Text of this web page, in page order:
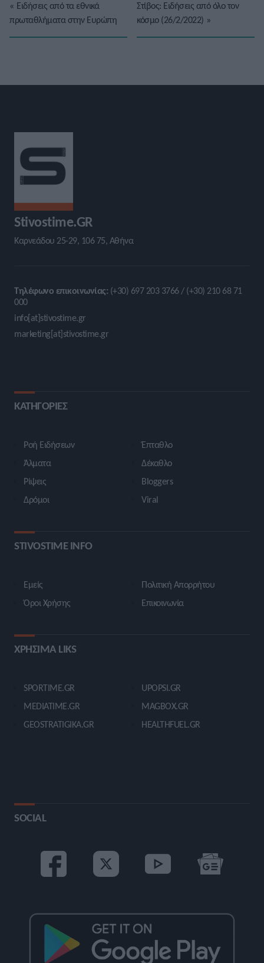
« Ειδήσεις από τα εθνικά
πρωταθλήματα στην Ευρώπη
Στίβος: Ειδήσεις από όλο τον
κόσμο (26/2/2022) »
Stivostime.GR
Καρνεάδου 25-29, 106 75, Αθήνα
Τηλέφωνο επικοινωνίας: (+30) 697 203 3766 / (+30) 210 68 71
000
info[at]stivostime.gr
marketing[at]stivostime.gr
ΚΑΤΗΓΟΡΙΕΣ
Ροή Ειδήσεων
Άλματα
Ρίψεις
Δρόμοι
Έπταθλο
Δέκαθλο
Bloggers
Viral
STIVOSTIME INFO
Εμείς
Όροι Χρήσης
Πολιτική Απορρήτου
Επικοινωνία
ΧΡΗΣΙΜΑ LIKS
SPORTIME.GR
MEDIATIME.GR
GEOSTRATIGIKA.GR
UPOPSI.GR
MAGBOX.GR
HEALTHFUEL.GR
SOCIAL